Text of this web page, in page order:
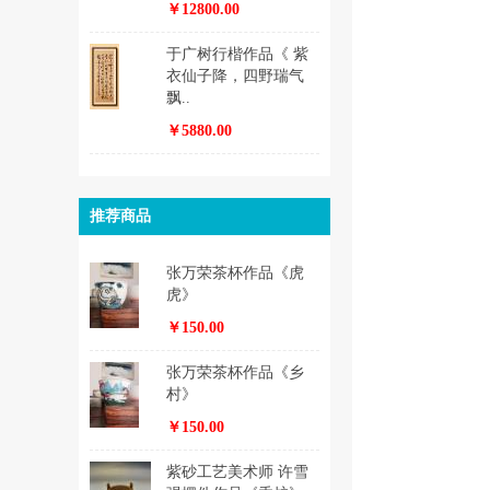
￥12800.00
于广树行楷作品《 紫
衣仙子降，四野瑞气
飘..
￥5880.00
推荐商品
张万荣茶杯作品《虎
虎》
￥150.00
张万荣茶杯作品《乡
村》
￥150.00
紫砂工艺美术师 许雪